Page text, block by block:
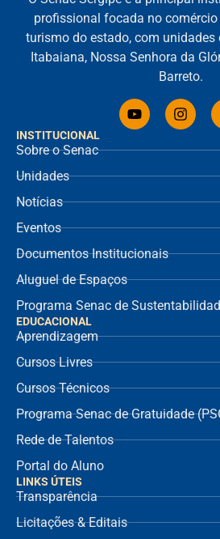
INSTITUCIONAL
Sobre o Senac
Unidades
Notícias
Eventos
Documentos Institucionais
Aluguel de Espaços
Programa Senac de
EDUCACIONAL
Aprendizagem
Cursos Livres
Cursos Técnicos
Programa Senac de Gratuidade
Rede de Talentos
Portal do Aluno
profissional focada no comércio
turismo do estado, com unidades
Itabaiana, Nossa Senhora da
Barreto.
LINKS ÚTEIS
Transparência
Licitações & Editais